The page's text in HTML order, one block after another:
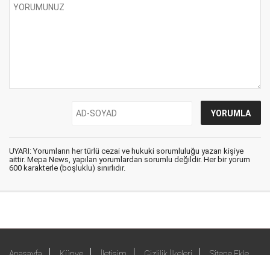
UYARI: Yorumların her türlü cezai ve hukuki sorumluluğu yazan kişiye
aittir. Mepa News, yapılan yorumlardan sorumlu değildir. Her bir yorum
600 karakterle (boşluklu) sınırlıdır.